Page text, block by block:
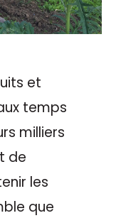
et
temps
milliers
de
les
que